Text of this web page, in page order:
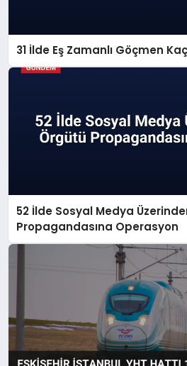
31 İlde Eş Zamanlı Göçmen
52 İlde Sosyal Medya
Propagandasına Operasyon